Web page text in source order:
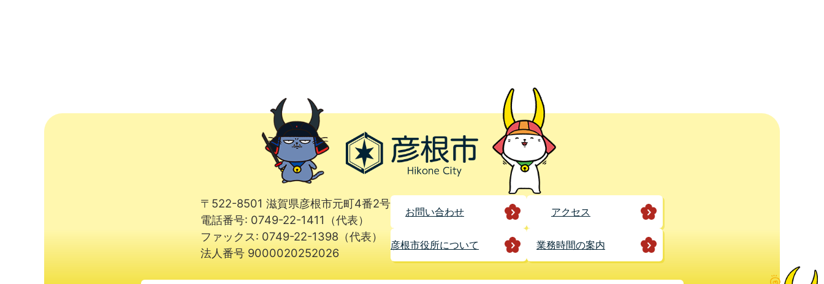
〒522-8501 滋賀県彦根市元町4番2号
電話番号: 0749-22-1411（代表）
ファックス: 0749-22-1398（代表）
法人番号 9000020252026
お問い合わせ アクセス
彦根市役所について 業務時間の案内